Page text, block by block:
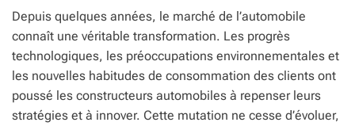
Depuis quelques années, le marché de l’automobile
connaît une véritable transformation. Les progrès
technologiques, les préoccupations environnementales et
les nouvelles habitudes de consommation des clients ont
poussé les constructeurs automobiles à repenser leurs
stratégies et à innover. Cette mutation ne cesse d’évoluer,